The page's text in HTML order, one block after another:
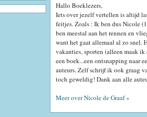
Hallo Boeklezers,
Iets over jezelf vertellen is altijd
feitjes. Zoals : Ik ben dus Nicole
ben meestal aan het rennen en
want het gaat allemaal al zo snel.
vakanties, sporten (alleen maak
een boek...een ontsnapping naar
auteurs. Zelf schrijf ik ook graag
toch geweldig! Dank aan alle
Meer over Nicole de Graaf »